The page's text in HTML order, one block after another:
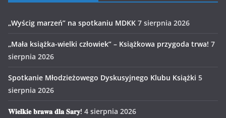
„Wyścig marzeń” na spotkaniu MDKK 7 sierpnia 2026
„Mała książka-wielki człowiek” – Książkowa przygoda trwa! 7
sierpnia 2026
Spotkanie Młodzieżowego Dyskusyjnego Klubu Książki 5
sierpnia 2026
𝐖𝐢𝐞𝐥𝐤𝐢𝐞 𝐛𝐫𝐚𝐰𝐚 𝐝𝐥𝐚 𝐒𝐚𝐫𝐲! 4 sierpnia 2026